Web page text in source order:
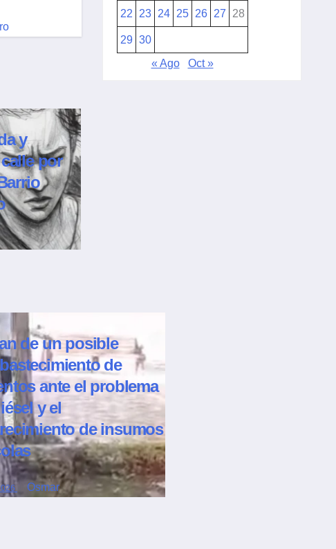
y
por
22 23 24 25 26 27 28
29 30
« Ago
Oct »
de un posible
de
ante el problema
y el
de insumos
Osmar